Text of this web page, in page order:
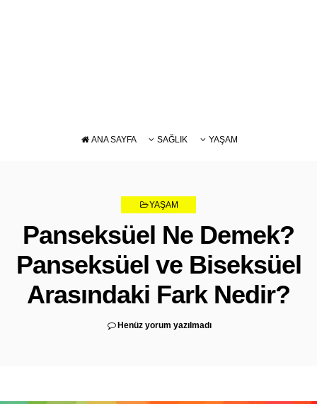
ANA SAYFA SAĞLIK YAŞAM
ZAYIFLAMA
YAŞAM
Panseksüel Ne Demek?
Panseksüel ve Biseksüel
Arasındaki Fark Nedir?
Henüz yorum yazılmadı